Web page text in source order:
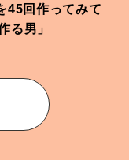
回作ってみて
る男」